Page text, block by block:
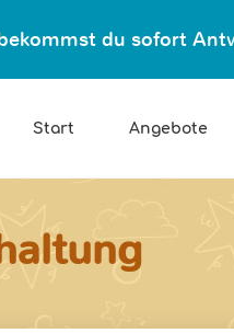
du sofort
Start Angebote